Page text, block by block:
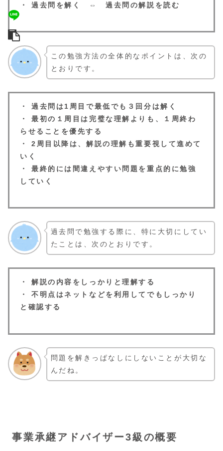
・ 過去問を解く ⇔ 過去問の解説を読む
この勉強方法の全体的なポイントは、次の
とおりです。
・ 過去問は1周目で最低でも３回分は解く
・ 最初の１周目は完璧な理解よりも、１周終わ
らせることを優先する
・ 2周目以降は、解説の理解も重要視して進めて
いく
・ 最終的には間違えやすい問題を重点的に勉強
していく
過去問で勉強する際に、特に大切にしてい
たことは、次のとおりです。
・ 解説の内容をしっかりと理解する
・ 不明点はネットなどを利用してでもしっかり
と確認する
問題を解きっぱなしにしないことが大切な
んだね。
事業承継アドバイザー3級の概要